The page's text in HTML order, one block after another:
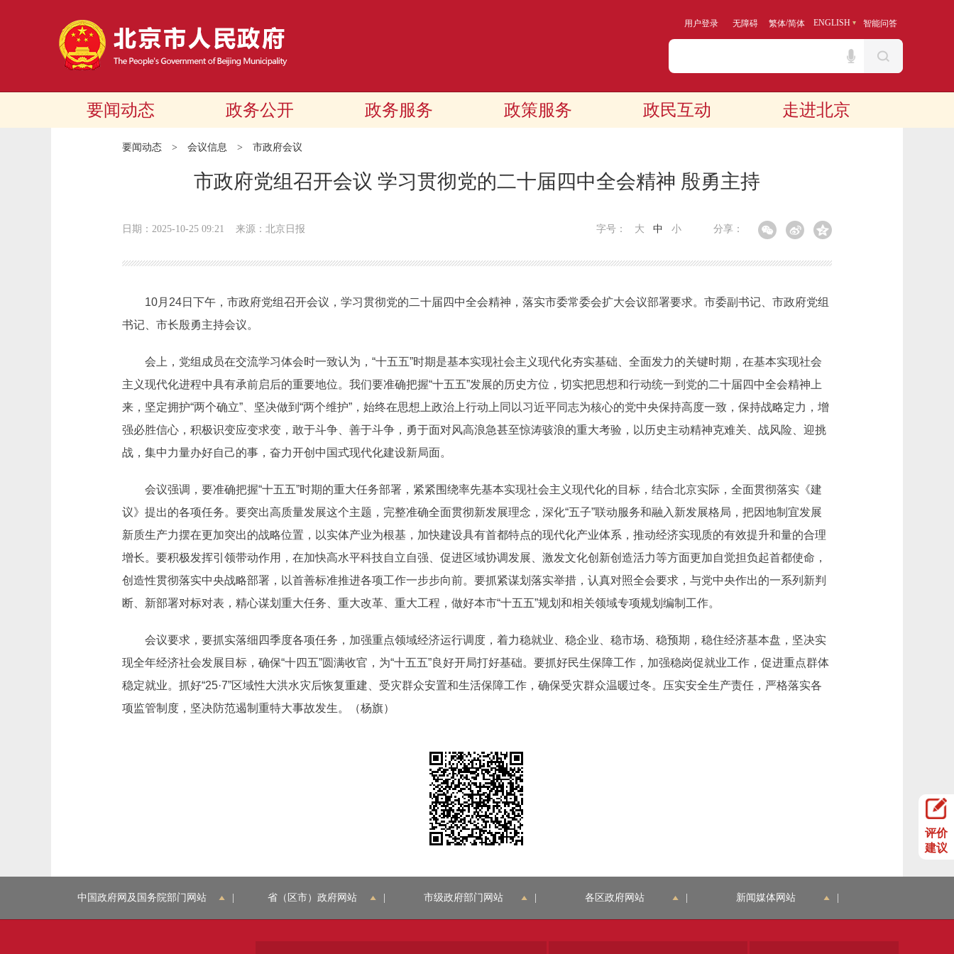
用户登录 无障碍 繁体/简体 ENGLISH 智能问答
要闻动态 政务公开 政务服务 政策服务 政民互动 走进北京
要闻动态 > 会议信息 > 市政府会议
市政府党组召开会议 学习贯彻党的二十届四中全会精神 殷勇主持
日期：2025-10-25 09:21 来源：北京日报 分享：
字号： 大 中 小
10月24日下午，市政府党组召开会议，学习贯彻党的二十届四中全会精神，落实市委常委会扩大会议部署要求。市委副书记、市政府党组
书记、市长殷勇主持会议。
会上，党组成员在交流学习体会时一致认为，“十五五”时期是基本实现社会主义现代化夯实基础、全面发力的关键时期，在基本实现社会
主义现代化进程中具有承前启后的重要地位。我们要准确把握“十五五”发展的历史方位，切实把思想和行动统一到党的二十届四中全会精神上
来，坚定拥护“两个确立”、坚决做到“两个维护”，始终在思想上政治上行动上同以习近平同志为核心的党中央保持高度一致，保持战略定力，增
强必胜信心，积极识变应变求变，敢于斗争、善于斗争，勇于面对风高浪急甚至惊涛骇浪的重大考验，以历史主动精神克难关、战风险、迎挑
战，集中力量办好自己的事，奋力开创中国式现代化建设新局面。
会议强调，要准确把握“十五五”时期的重大任务部署，紧紧围绕率先基本实现社会主义现代化的目标，结合北京实际，全面贯彻落实《建
议》提出的各项任务。要突出高质量发展这个主题，完整准确全面贯彻新发展理念，深化“五子”联动服务和融入新发展格局，把因地制宜发展
新质生产力摆在更加突出的战略位置，以实体产业为根基，加快建设具有首都特点的现代化产业体系，推动经济实现质的有效提升和量的合理
增长。要积极发挥引领带动作用，在加快高水平科技自立自强、促进区域协调发展、激发文化创新创造活力等方面更加自觉担负起首都使命，
创造性贯彻落实中央战略部署，以首善标准推进各项工作一步步向前。要抓紧谋划落实举措，认真对照全会要求，与党中央作出的一系列新判
断、新部署对标对表，精心谋划重大任务、重大改革、重大工程，做好本市“十五五”规划和相关领域专项规划编制工作。
会议要求，要抓实落细四季度各项任务，加强重点领域经济运行调度，着力稳就业、稳企业、稳市场、稳预期，稳住经济基本盘，坚决实
现全年经济社会发展目标，确保“十四五”圆满收官，为“十五五”良好开局打好基础。要抓好民生保障工作，加强稳岗促就业工作，促进重点群体
稳定就业。抓好“25·7”区域性大洪水灾后恢复重建、受灾群众安置和生活保障工作，确保受灾群众温暖过冬。压实安全生产责任，严格落实各
项监管制度，坚决防范遏制重特大事故发生。（杨旗）
评价
建议
中国政府网及国务院部门网站 省（区市）政府网站 市级政府部门网站 各区政府网站 新闻媒体网站